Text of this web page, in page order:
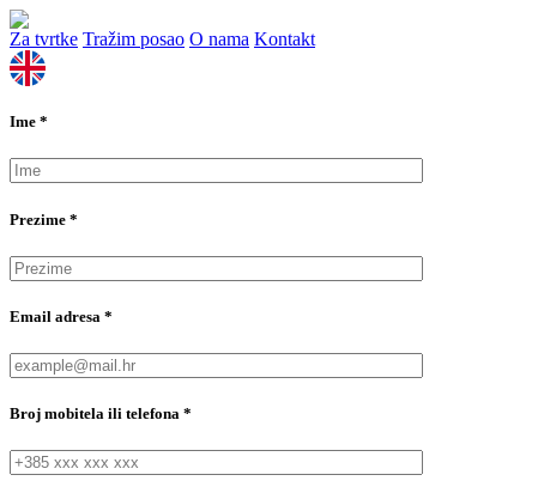
Za tvrtke Tražim posao O nama Kontakt
Ime *
Prezime *
Email adresa *
Broj mobitela ili telefona *